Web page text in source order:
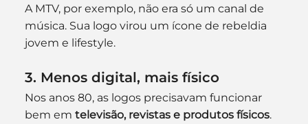
A MTV, por exemplo, não era só um canal de
música. Sua logo virou um ícone de rebeldia
jovem e lifestyle.
3. Menos digital, mais físico
Nos anos 80, as logos precisavam funcionar
bem em televisão, revistas e produtos físicos.